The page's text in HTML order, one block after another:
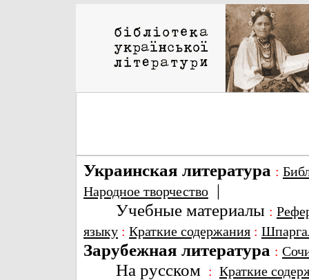
Украинская литература :
Народное творчество |
Учебные материалы :
языку : Краткие содержания :
Зарубежная литература :
На русском : Краткие